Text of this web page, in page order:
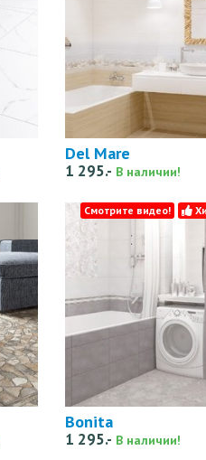
Del Mare
1 295.- В наличии!
Bonita
1 295.- В наличии!
Смотрите видео!